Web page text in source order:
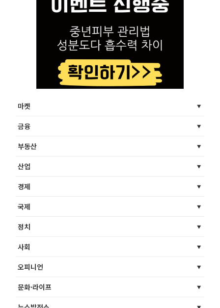
마켓
금융
부동산
산업
경제
국제
정치
사회
오피니언
문화·라이프